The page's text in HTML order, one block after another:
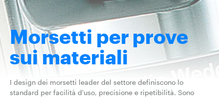
Morsetti per prove
sui materiali
I design dei morsetti leader del settore definiscono lo
standard per facilità d'uso, precisione e ripetibilità. Sono